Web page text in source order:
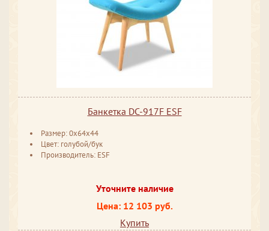
Банкетка DC-917F ESF
Размер: 0x64x44
Цвет: голубой/бук
Производитель: ESF
Уточните наличие
Цена: 12 103 руб.
Купить